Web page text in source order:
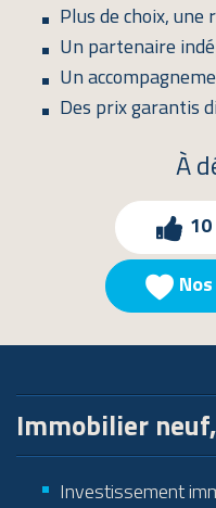
Plus de choix,
Un partenaire
Un
Des prix garantis
À
Immobilier
Investissement